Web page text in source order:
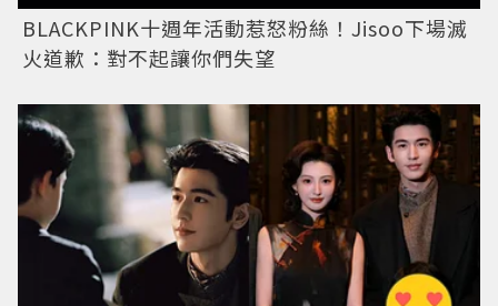
BLACKPINK十週年活動惹怒粉絲！Jisoo下場滅
火道歉：對不起讓你們失望